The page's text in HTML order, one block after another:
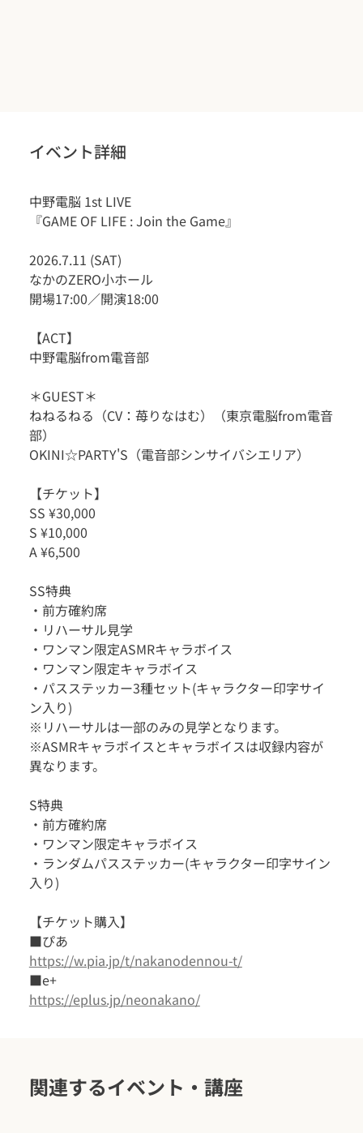
イベント詳細
中野電脳 1st LIVE
『GAME OF LIFE : Join the Game』
2026.7.11 (SAT)
なかのZERO小ホール
開場17:00／開演18:00
【ACT】
中野電脳from電音部
＊GUEST＊
ねねるねる（CV：苺りなはむ）（東京電脳from電音
部）
OKINI☆PARTY'S（電音部シンサイバシエリア）
【チケット】
SS ¥30,000
S ¥10,000
A ¥6,500
SS特典
・前方確約席
・リハーサル見学
・ワンマン限定ASMRキャラボイス
・ワンマン限定キャラボイス
・パスステッカー3種セット(キャラクター印字サイ
ン入り)
※リハーサルは一部のみの見学となります。
※ASMRキャラボイスとキャラボイスは収録内容が
異なります。
S特典
・前方確約席
・ワンマン限定キャラボイス
・ランダムパスステッカー(キャラクター印字サイン
入り)
【チケット購入】
■ぴあ
https://w.pia.jp/t/nakanodennou-t/
■e+
https://eplus.jp/neonakano/
関連するイベント・講座